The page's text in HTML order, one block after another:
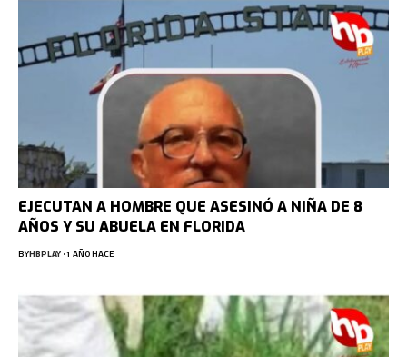
EJECUTAN A HOMBRE QUE ASESINÓ A NIÑA DE 8
AÑOS Y SU ABUELA EN FLORIDA
BYHBPLAY 1 AÑO HACE